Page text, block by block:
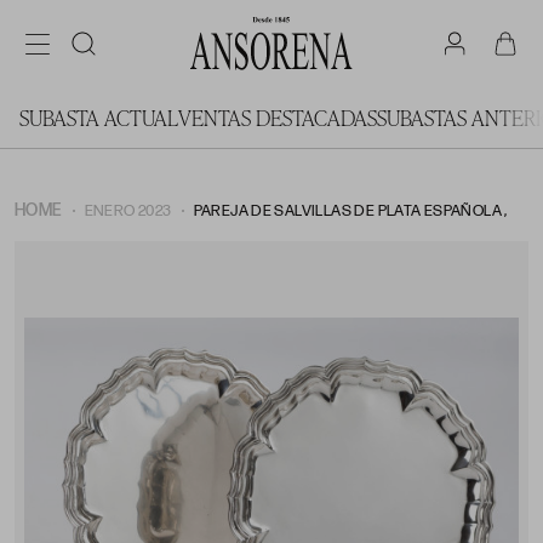
SUBASTA ACTUALVENTAS DESTACADASSUBASTAS
HOME ENERO 2023 PAREJA DE SALVILLAS DE PLATA ESPAÑOLA ,